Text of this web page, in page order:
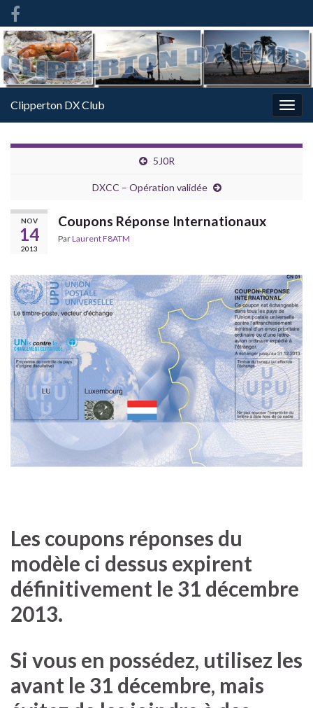
Clipperton DX Club
5J0R
DXCC – Opération validée
NOV
14
2013
Coupons Réponse Internationaux
ParLaurent F8ATM
Les coupons réponses du
modèle ci dessus expirent
définitivement le 31 décembre
2013.
Si vous en possédez, utilisez les
avant le 31 décembre, mais